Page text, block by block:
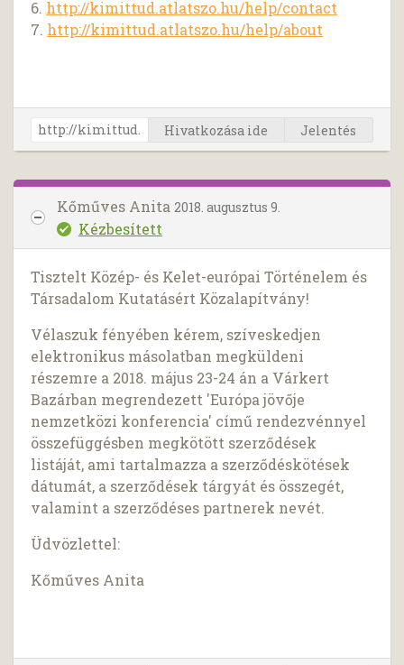
6. http://kimittud.atlatszo.hu/help/contact
7. http://kimittud.atlatszo.hu/help/about
Hivatkozása ide Jelentés
Kőműves Anita 2018. augusztus 9.
Kézbesített
Tisztelt Közép- és Kelet-európai Történelem és
Társadalom Kutatásért Közalapítvány!
Vélaszuk fényében kérem, szíveskedjen
elektronikus másolatban megküldeni
részemre a 2018. május 23-24 án a Várkert
Bazárban megrendezett 'Európa jövője
nemzetközi konferencia' című rendezvénnyel
összefüggésben megkötött szerződések
listáját, ami tartalmazza a szerződéskötések
dátumát, a szerződések tárgyát és összegét,
valamint a szerződéses partnerek nevét.
Üdvözlettel:
Kőműves Anita